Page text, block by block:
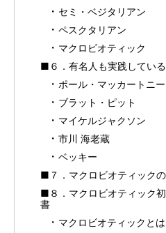
セミ・ベジタリアン
ペスクタリアン
マクロビオティック
■６．有名人も実践している
ポール・マッカートニー
ブラット・ピット
マイケルジャクソン
市川 海老蔵
ベッキー
■７．マクロビオティック
■８．マクロビオティック
書
マクロビオティックと